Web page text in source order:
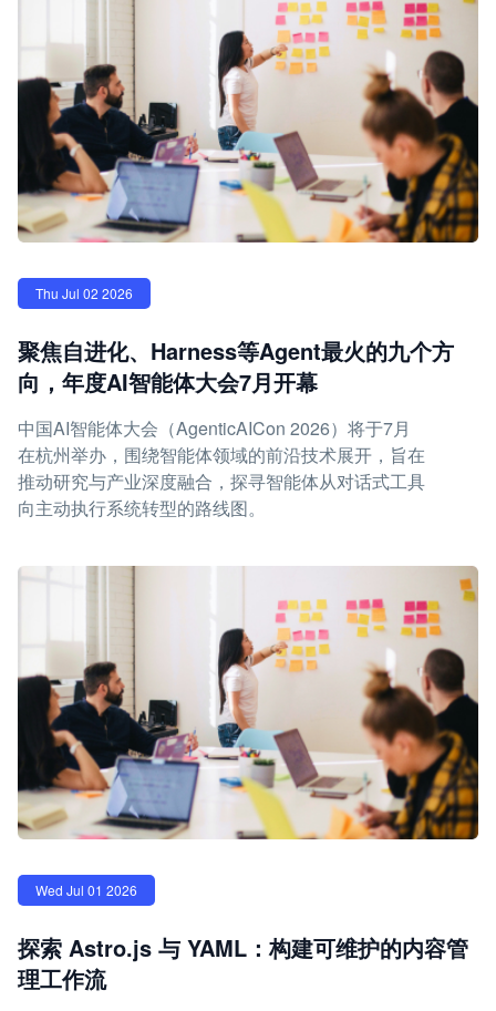
Thu Jul 02 2026
聚焦自进化、Harness等Agent最火的九个方
向，年度AI智能体大会7月开幕
中国AI智能体大会（AgenticAICon 2026）将于7月
在杭州举办，围绕智能体领域的前沿技术展开，旨在
推动研究与产业深度融合，探寻智能体从对话式工具
向主动执行系统转型的路线图。
Wed Jul 01 2026
探索 Astro.js 与 YAML：构建可维护的内容管
理工作流